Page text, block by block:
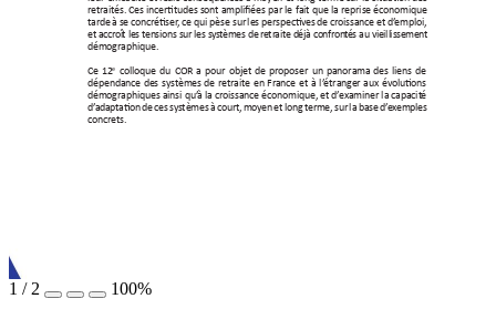
retraités. Ces incertudes sont ampliées par le fait que la reprise économique
tarde à se concréser, ce qui pèse sur les perspecves de croissance et d’emploi,
et accroît les tensions sur les systèmes de retraite déjà confrontés au vieillissement
démographique.
Ce 12e colloque du COR a pour objet de proposer un panorama des liens de
dépendance des systèmes de retraite en France et à l’étranger aux évoluons
démographiques ainsi qu’à la croissance économique, et d’examiner la capacité
d’adaptaon de ces systèmesà court, moyen et long terme, sur la base d’exemples
concrets.
1 / 2 100%